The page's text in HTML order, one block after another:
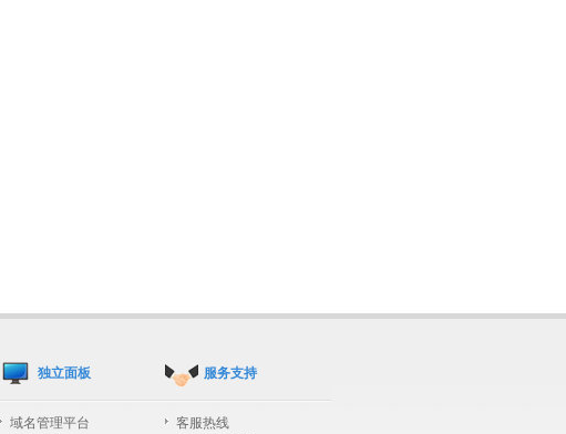
独立面板
域名管理平台
服务支持
客服热线